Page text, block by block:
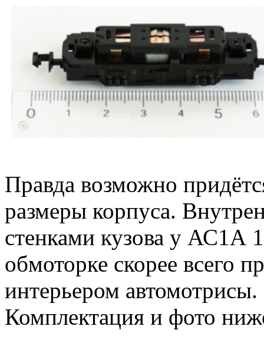
Правда возможно
размеры корпуса.
стенками кузова у АС1А
обмоторке скорее всего
интерьером
Комплектация и фото